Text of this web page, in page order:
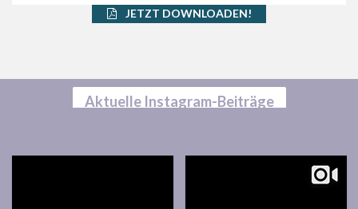
JETZT DOWNLOADEN!
Aktuelle Instagram-Beiträge